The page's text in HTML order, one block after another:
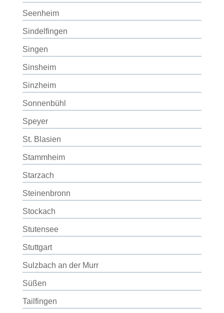
Seenheim
Sindelfingen
Singen
Sinsheim
Sinzheim
Sonnenbühl
Speyer
St. Blasien
Stammheim
Starzach
Steinenbronn
Stockach
Stutensee
Stuttgart
Sulzbach an der Murr
Süßen
Tailfingen